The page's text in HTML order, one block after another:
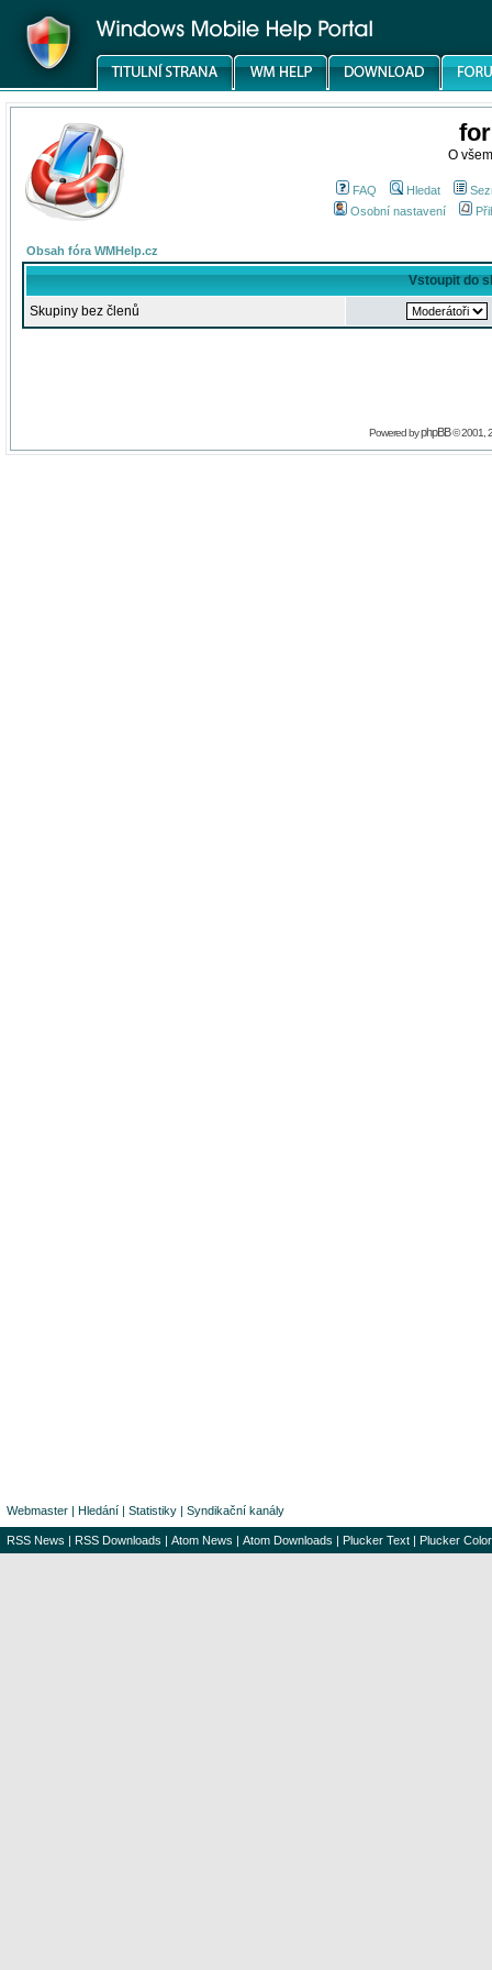
O
FAQ Hledat
Osobní nastavení
Obsah fóra WMHelp.cz
Vstoupit do
Skupiny bez členů
Powered byphpBB© 2001,
Webmaster | Hledání | Statistiky | Syndikační kanály
RSS News | RSS Downloads | Atom News | Atom Downloads | Plucker Text | Plucker Color